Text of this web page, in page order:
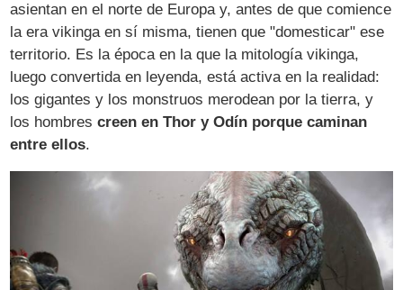
asientan en el norte de Europa y, antes de que comience
la era vikinga en sí misma, tienen que "domesticar" ese
territorio. Es la época en la que la mitología vikinga,
luego convertida en leyenda, está activa en la realidad:
los gigantes y los monstruos merodean por la tierra, y
los hombrescreen en Thor y Odín porque caminan
entre ellos.